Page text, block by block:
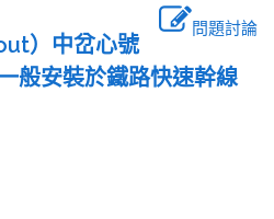
問題討論
）中岔心號
般安裝於鐵路快速幹線